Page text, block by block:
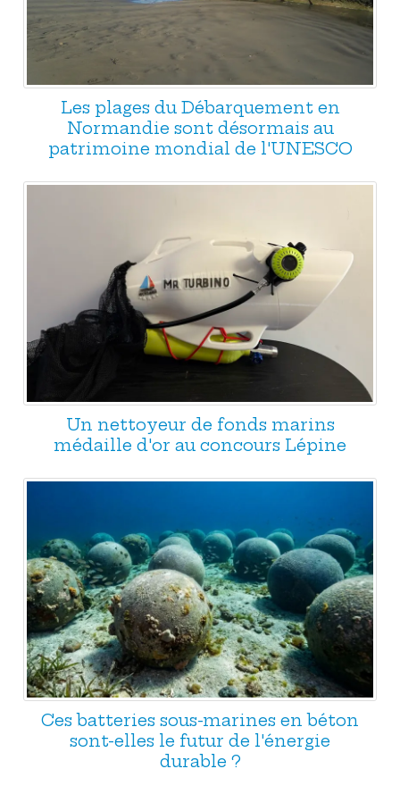
Les plages du Débarquement en
Normandie sont désormais au
patrimoine mondial de l'UNESCO
Un nettoyeur de fonds marins
médaille d'or au concours Lépine
Ces batteries sous-marines en béton
sont-elles le futur de l'énergie
durable ?